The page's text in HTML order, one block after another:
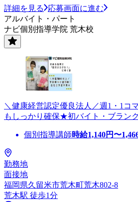
詳細を見る
応募画面に進む
アルバイト・パート
ナビ個別指導学院 荒木校
＼健康経営認定優良法人／週1・1コ
もしっかり確保★初バイト・ブラン
個別指導講師時給1,140円〜
勤務地
面接地
福岡県久留米市荒木町荒木802-8
荒木駅 徒歩1分